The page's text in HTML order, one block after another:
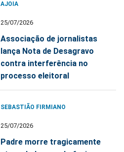
AJOIA
25/07/2026
Associação de jornalistas
lança Nota de Desagravo
contra interferência no
processo eleitoral
SEBASTIÃO FIRMIANO
25/07/2026
Padre morre tragicamente